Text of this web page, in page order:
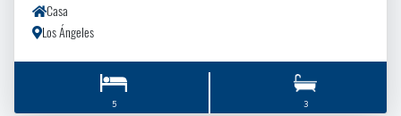
Casa
Los Ángeles
5 3